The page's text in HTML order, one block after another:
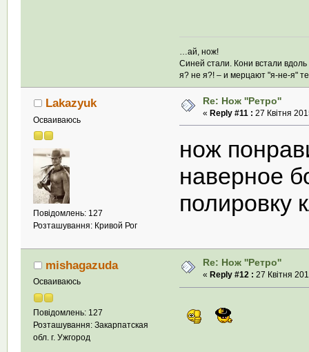
…ай, нож!
Синей стали. Кони встали
я? не я?! – и мерцают "я-не-я"
Lakazyuk
Осваиваюсь
Повідомлень: 127
Розташування: Кривой Рог
Re: Нож ''Ретро''
« Reply #11 : 27 Квітня
нож
наверное
полировку
mishagazuda
Осваиваюсь
Повідомлень: 127
Розташування: Закарпатская
обл. г. Ужгород
Re: Нож ''Ретро''
« Reply #12 : 27 Квітня